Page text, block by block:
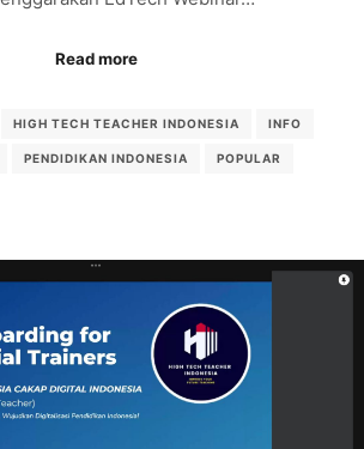
Read more
HIGH TECH TEACHER INDONESIA INFO
PENDIDIKAN INDONESIA POPULAR